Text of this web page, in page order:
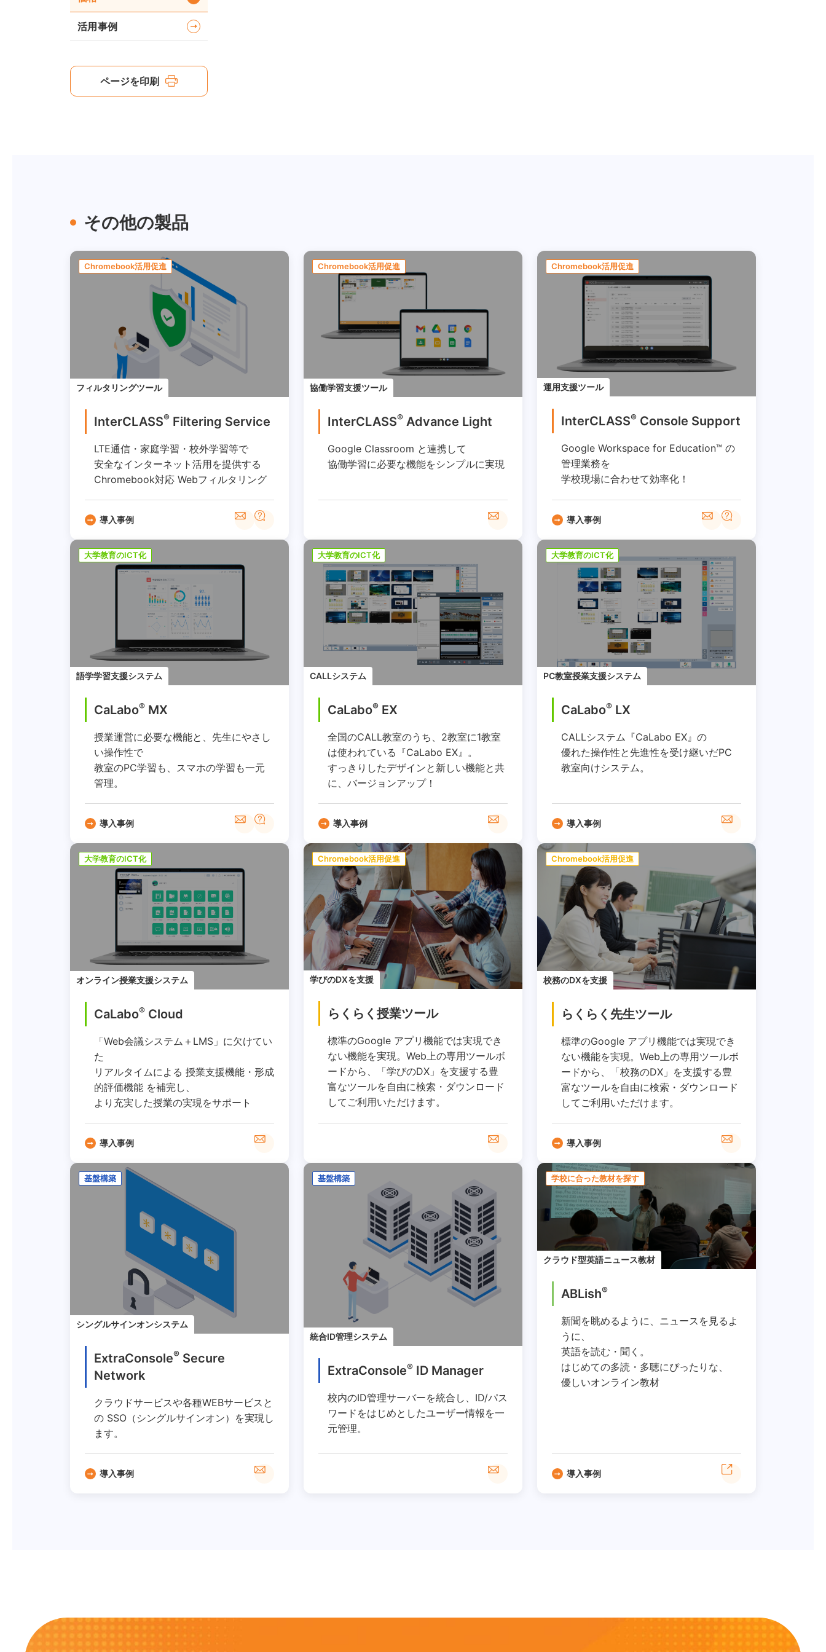
活用事例
ページを印刷
その他の製品
Chromebook活用促進
フィルタリングツール
InterCLASS® ︎ Filtering Service
LTE通信・家庭学習・校外学習等で
安全なインターネット活用を提供する
Chromebook対応 Webフィルタリング
導入事例
Chromebook活用促進
協働学習支援ツール
InterCLASS® ︎ Advance Light
Google Classroom と連携して
協働学習に必要な機能をシンプルに実現
Chromebook活用促進
運用支援ツール
InterCLASS® ︎ Console Support
Google Workspace for Education™ の
管理業務を
学校現場に合わせて効率化！
導入事例
大学教育のICT化
語学学習支援システム
CaLabo® MX
授業運営に必要な機能と、先生にやさし
い操作性で
教室のPC学習も、スマホの学習も一元
管理。
導入事例
大学教育のICT化
CALLシステム
CaLabo® EX
全国のCALL教室のうち、2教室に1教室
は使われている『CaLabo EX』。
すっきりしたデザインと新しい機能と共
に、バージョンアップ！
導入事例
大学教育のICT化
PC教室授業支援システム
CaLabo® LX
CALLシステム『CaLabo EX』の
優れた操作性と先進性を受け継いだPC
教室向けシステム。
導入事例
大学教育のICT化
オンライン授業支援システム
CaLabo® ︎ Cloud
「Web会議システム＋LMS」に欠けてい
た
リアルタイムによる 授業支援機能・形成
的評価機能 を補完し、
より充実した授業の実現をサポート
導入事例
Chromebook活用促進
学びのDXを支援
らくらく授業ツール
標準のGoogle アプリ機能では実現でき
ない機能を実現。Web上の専用ツールボ
ードから、「学びのDX」を支援する豊
富なツールを自由に検索・ダウンロード
してご利用いただけます。
Chromebook活用促進
校務のDXを支援
らくらく先生ツール
標準のGoogle アプリ機能では実現でき
ない機能を実現。Web上の専用ツールボ
ードから、「校務のDX」を支援する豊
富なツールを自由に検索・ダウンロード
してご利用いただけます。
導入事例
基盤構築
シングルサインオンシステム
ExtraConsole® Secure
Network
クラウドサービスや各種WEBサービスと
の SSO（シングルサインオン）を実現し
ます。
導入事例
基盤構築
統合ID管理システム
ExtraConsole® ID Manager
校内のID管理サーバーを統合し、ID/パス
ワードをはじめとしたユーザー情報を一
元管理。
学校に合った教材を探す
クラウド型英語ニュース教材
ABLish®
新聞を眺めるように、ニュースを見るよ
うに、
英語を読む・聞く。
はじめての多読・多聴にぴったりな、
優しいオンライン教材
導入事例